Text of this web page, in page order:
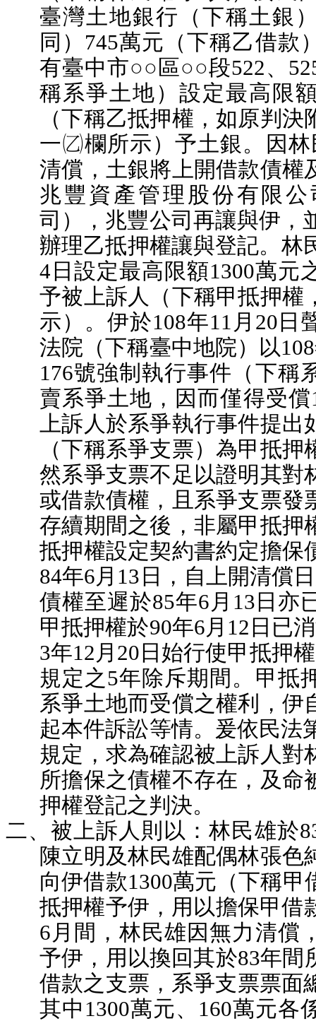
臺灣土地銀行（下稱土銀
同）745萬元（下稱乙借款
有臺中市○○區○○段522、
稱系爭土地）設定最高限
（下稱乙抵押權，如原判
一欄所示）予土銀。因林
清償，土銀將上開借款債權
兆豐資產管理股份有限
司），兆豐公司再讓與伊，
辦理乙抵押權讓與登記。林
4日設定最高限額1300萬元
予被上訴人（下稱甲抵押
示）。伊於108年11月20日
法院（下稱臺中地院）以
176號強制執行事件（下稱
賣系爭土地，因而僅得受
上訴人於系爭執行事件提
（下稱系爭支票）為甲抵
然系爭支票不足以證明其對
或借款債權，且系爭支票發
存續期間之後，非屬甲抵押
抵押權設定契約書約定擔保
84年6月13日，自上開清償
債權至遲於85年6月13日亦
甲抵押權於90年6月12日已
3年12月20日始行使甲抵押
規定之5年除斥期間。甲抵
系爭土地而受償之權利，伊
起本件訴訟等情。爰依民法
規定，求為確認被上訴人對
所擔保之債權不存在，及命
押權登記之判決。
二、被上訴人則以：林民雄於
陳立明及林民雄配偶林張色
向伊借款1300萬元（下稱甲
抵押權予伊，用以擔保甲借
6月間，林民雄因無力清償
予伊，用以換回其於83年間
借款之支票，系爭支票票面
其中1300萬元、160萬元各